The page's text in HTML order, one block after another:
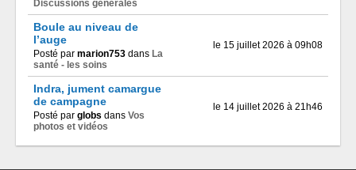
Discussions générales
Boule au niveau de
l’auge
Posté par marion753 dans La
santé - les soins
le 15 juillet 2026 à 09h08
Indra, jument camargue
de campagne
Posté par globs dans Vos
photos et vidéos
le 14 juillet 2026 à 21h46